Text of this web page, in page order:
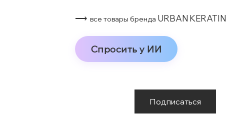
⟶ все товары бренда URBAN KERATIN
Спросить у ИИ
Подписаться